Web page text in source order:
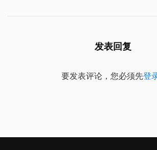
发表回复
要发表评论，您必须先登